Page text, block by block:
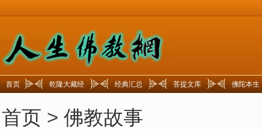
首页 乾隆大藏经 经典汇总 菩提文库 佛陀本生
首页 > 佛教故事